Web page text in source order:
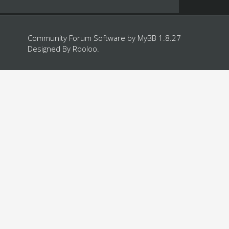
Community Forum Software by MyBB 1.8.27
Designed By Rooloo.